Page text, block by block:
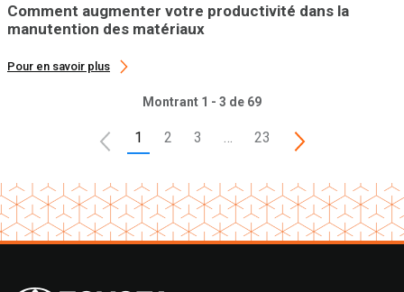
Comment augmenter votre productivité dans la
manutention des matériaux
Pour en savoir plus
Montrant 1 - 3 de 69
1 2 3 … 23